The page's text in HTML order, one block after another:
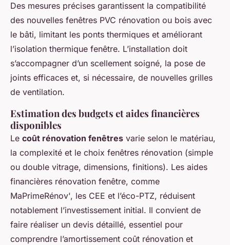
Des mesures précises garantissent la compatibilité
des nouvelles fenêtres PVC rénovation ou bois avec
le bâti, limitant les ponts thermiques et améliorant
l’isolation thermique fenêtre. L’installation doit
s’accompagner d’un scellement soigné, la pose de
joints efficaces et, si nécessaire, de nouvelles grilles
de ventilation.
Estimation des budgets et aides financières
disponibles
Le coût rénovation fenêtres varie selon le matériau,
la complexité et le choix fenêtres rénovation (simple
ou double vitrage, dimensions, finitions). Les aides
financières rénovation fenêtre, comme
MaPrimeRénov', les CEE et l’éco-PTZ, réduisent
notablement l’investissement initial. Il convient de
faire réaliser un devis détaillé, essentiel pour
comprendre l’amortissement coût rénovation et